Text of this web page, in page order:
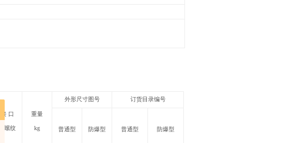
接 口
内螺纹
重量
kg
外形尺寸图号 订货目录编号
普通型 防爆型 普通型 防爆型